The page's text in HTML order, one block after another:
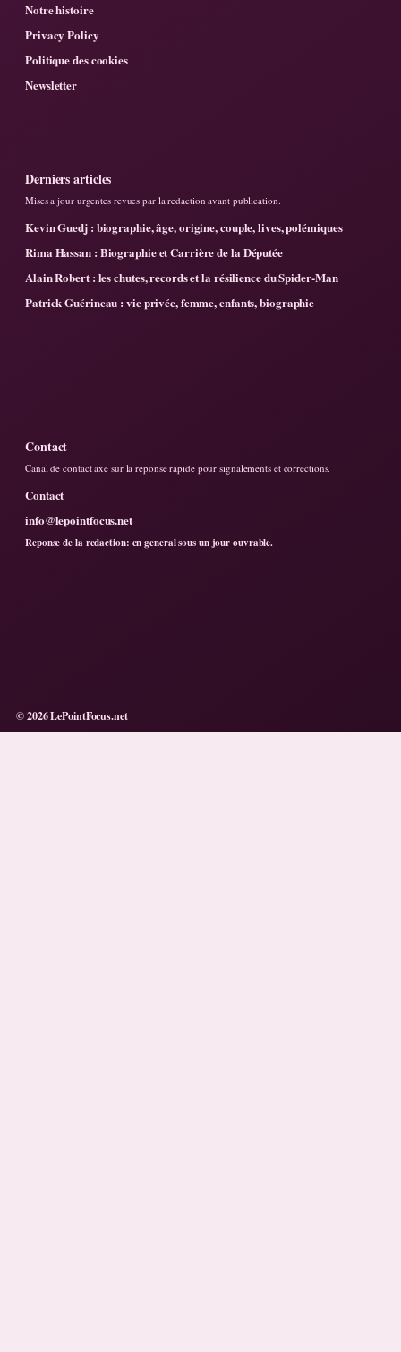
Notre histoire
Privacy Policy
Politique des cookies
Newsletter
Derniers articles
Mises a jour urgentes revues par la redaction avant publication.
Kevin Guedj : biographie, âge, origine, couple, lives, polémiques
Rima Hassan : Biographie et Carrière de la Députée
Alain Robert : les chutes, records et la résilience du Spider-Man
Patrick Guérineau : vie privée, femme, enfants, biographie
Contact
Canal de contact axe sur la reponse rapide pour signalements et corrections.
Contact
info@lepointfocus.net
Reponse de la redaction: en general sous un jour ouvrable.
© 2026 LePointFocus.net